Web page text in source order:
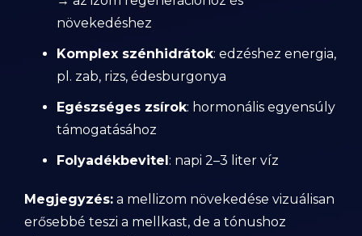
növekedéshez
Komplex szénhidrátok: edzéshez energia,
pl. zab, rizs, édesburgonya
Egészséges zsírok: hormonális egyensúly
támogatásához
Folyadékbevitel: napi 2–3 liter víz
Megjegyzés: a mellizom növekedése vizuálisan
erősebbé teszi a mellkast, de a tónushoz